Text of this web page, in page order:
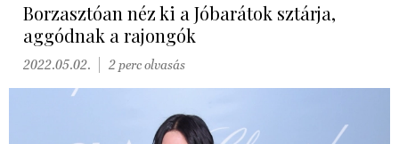
Borzasztóan néz ki a Jóbarátok sztárja,
aggódnak a rajongók
2022.05.02. 2 perc olvasás